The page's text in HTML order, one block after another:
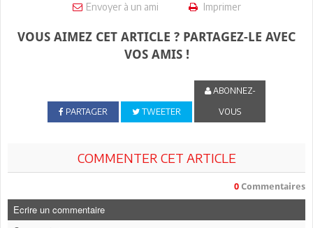
Envoyer à un ami Imprimer
VOUS AIMEZ CET ARTICLE ? PARTAGEZ-LE AVEC
VOS AMIS !
PARTAGER TWEETER
ABONNEZ-
VOUS
COMMENTER CET ARTICLE
0 Commentaires
Ecrire un commentaire